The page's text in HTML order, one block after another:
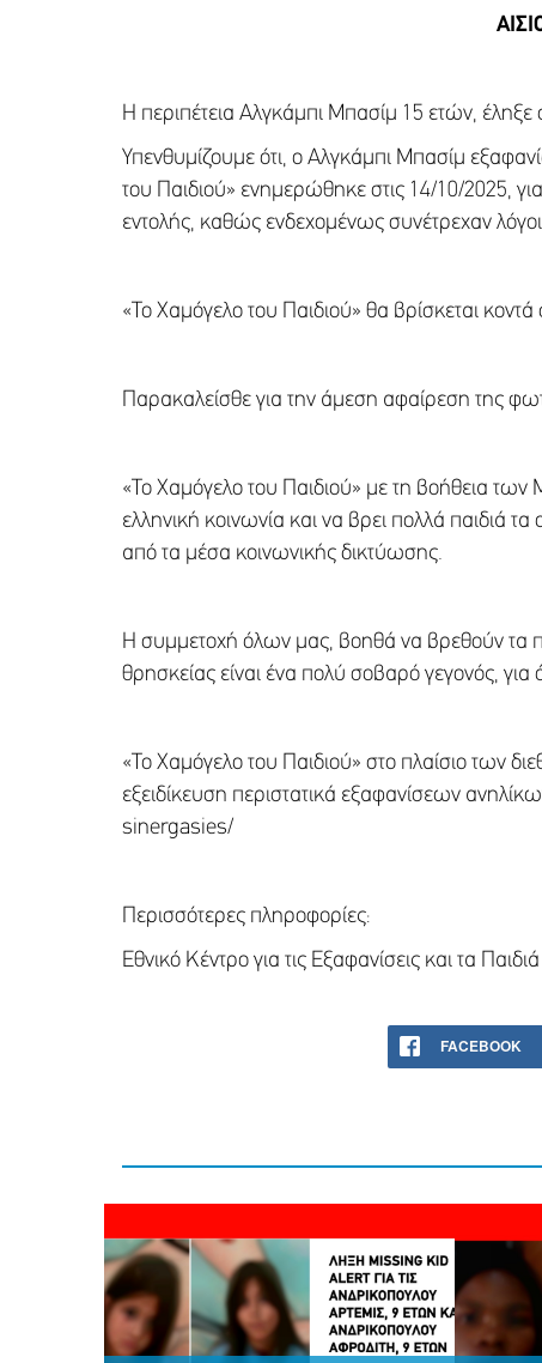
Η περιπέτεια Αλγκάμπι Μπασίμ 15 ετών,
Υπενθυμίζουμε ότι, ο Αλγκάμπι Μπασίμ
του Παιδιού» ενημερώθηκε στις 14/10/2025,
εντολής, καθώς ενδεχομένως συνέτρεχαν
«To Χαμόγελο του Παιδιού» θα βρίσκεται
Παρακαλείσθε για την άμεση αφαίρεση της
«Το Χαμόγελο του Παιδιού» με τη βοήθεια
ελληνική κοινωνία και να βρει πολλά παιδιά
από τα μέσα κοινωνικής δικτύωσης.
Η συμμετοχή όλων μας, βοηθά να βρεθούν τα
θρησκείας είναι ένα πολύ σοβαρό γεγονός, για
«Το Χαμόγελο του Παιδιού» στο πλαίσιο των
εξειδίκευση περιστατικά εξαφανίσεων
sinergasies/
Περισσότερες πληροφορίες:
Εθνικό Κέντρο για τις Εξαφανίσεις και τα
FACEBOOK